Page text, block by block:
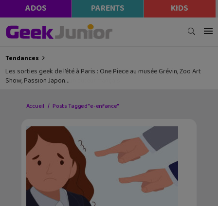
ADOS PARENTS KIDS
Tendances
Les sorties geek de l’été à Paris : One Piece au musée Grévin, Zoo Art
Show, Passion Japon…
Accueil Posts Tagged "e-enfance"